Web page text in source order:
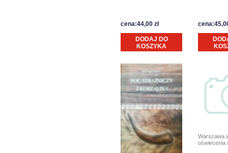
cena:44,00 zł
DODAJ DO
KOSZYKA
Warszawa
oświecenia